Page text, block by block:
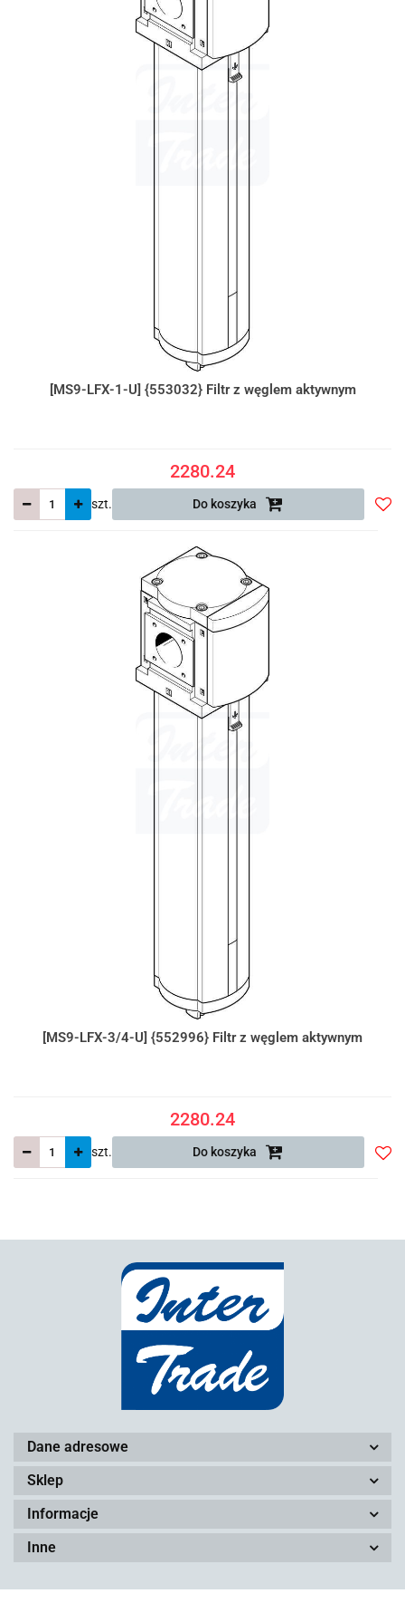
[MS9-LFX-1-U] {553032} Filtr z węglem aktywnym
2280.24
szt. Do koszyka
[MS9-LFX-3/4-U] {552996} Filtr z węglem aktywnym
2280.24
szt. Do koszyka
Dane adresowe
Sklep
Informacje
Inne